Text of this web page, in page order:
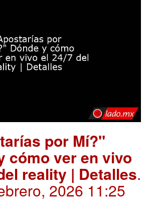
por Mí?"
cómo ver en vivo
reality | Detalles.
2026 11:25